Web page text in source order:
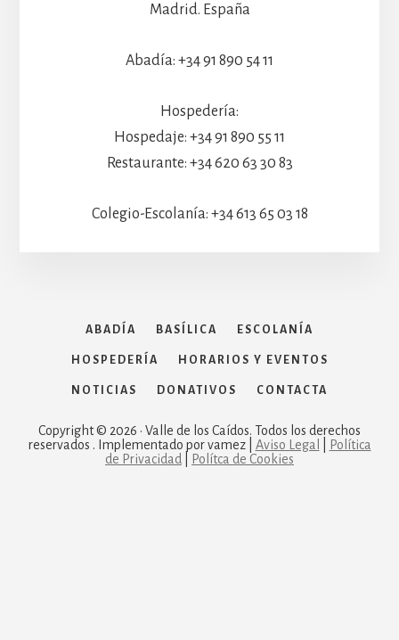
Madrid. España
Abadía: +34 91 890 54 11
Hospedería:
Hospedaje: +34 91 890 55 11
Restaurante: +34 620 63 30 83
Colegio-Escolanía: +34 613 65 03 18
ABADÍA BASÍLICA ESCOLANÍA
HOSPEDERÍA HORARIOS Y EVENTOS
NOTICIAS DONATIVOS CONTACTA
Copyright © 2026 · Valle de los Caídos. Todos los derechos
reservados . Implementado por vamez | Aviso Legal
Política
de Privacidad
Polítca de Cookies